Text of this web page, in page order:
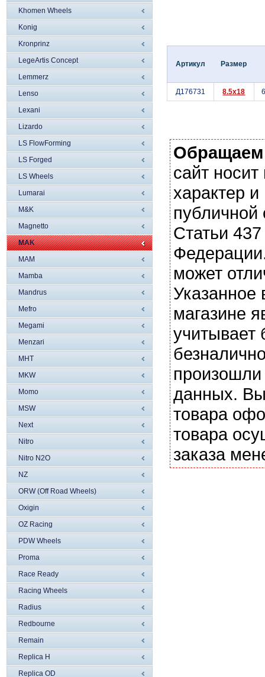
Khomen Wheels
Konig
Kronprinz
LegeArtis Concept
Lemmerz
Lenso
Lexani
Lizardo
LS FlowForming
LS Forged
LS Wheels
Lumarai
M&K
Magnetto
MAK
MAM
Mamba
Mandrus
Mefro
Megami
Menzari
MHT
MKW
Momo
MSW
Next
Nitro
Nitro N2O
NZ
ORW (Off Road Wheels)
Oxigin
OZ Racing
PDW Wheels
Proma
Race Ready
Racing Wheels
Radius
Redbourne
Remain
Replica H
Replica OD
Артикул Размер
Д176731 8.5x18
сайт
характер
Статьи
может
магазине
учитывает
данных. Вы
товара
товара
заказа